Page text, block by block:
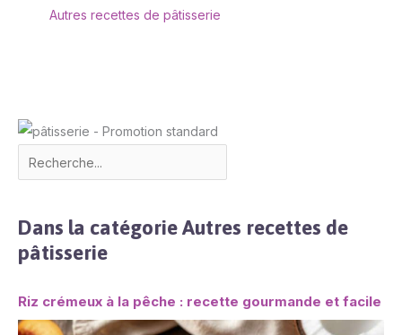
Autres recettes de pâtisserie
Dans la catégorie Autres recettes de
pâtisserie
Riz crémeux à la pêche : recette gourmande et facile